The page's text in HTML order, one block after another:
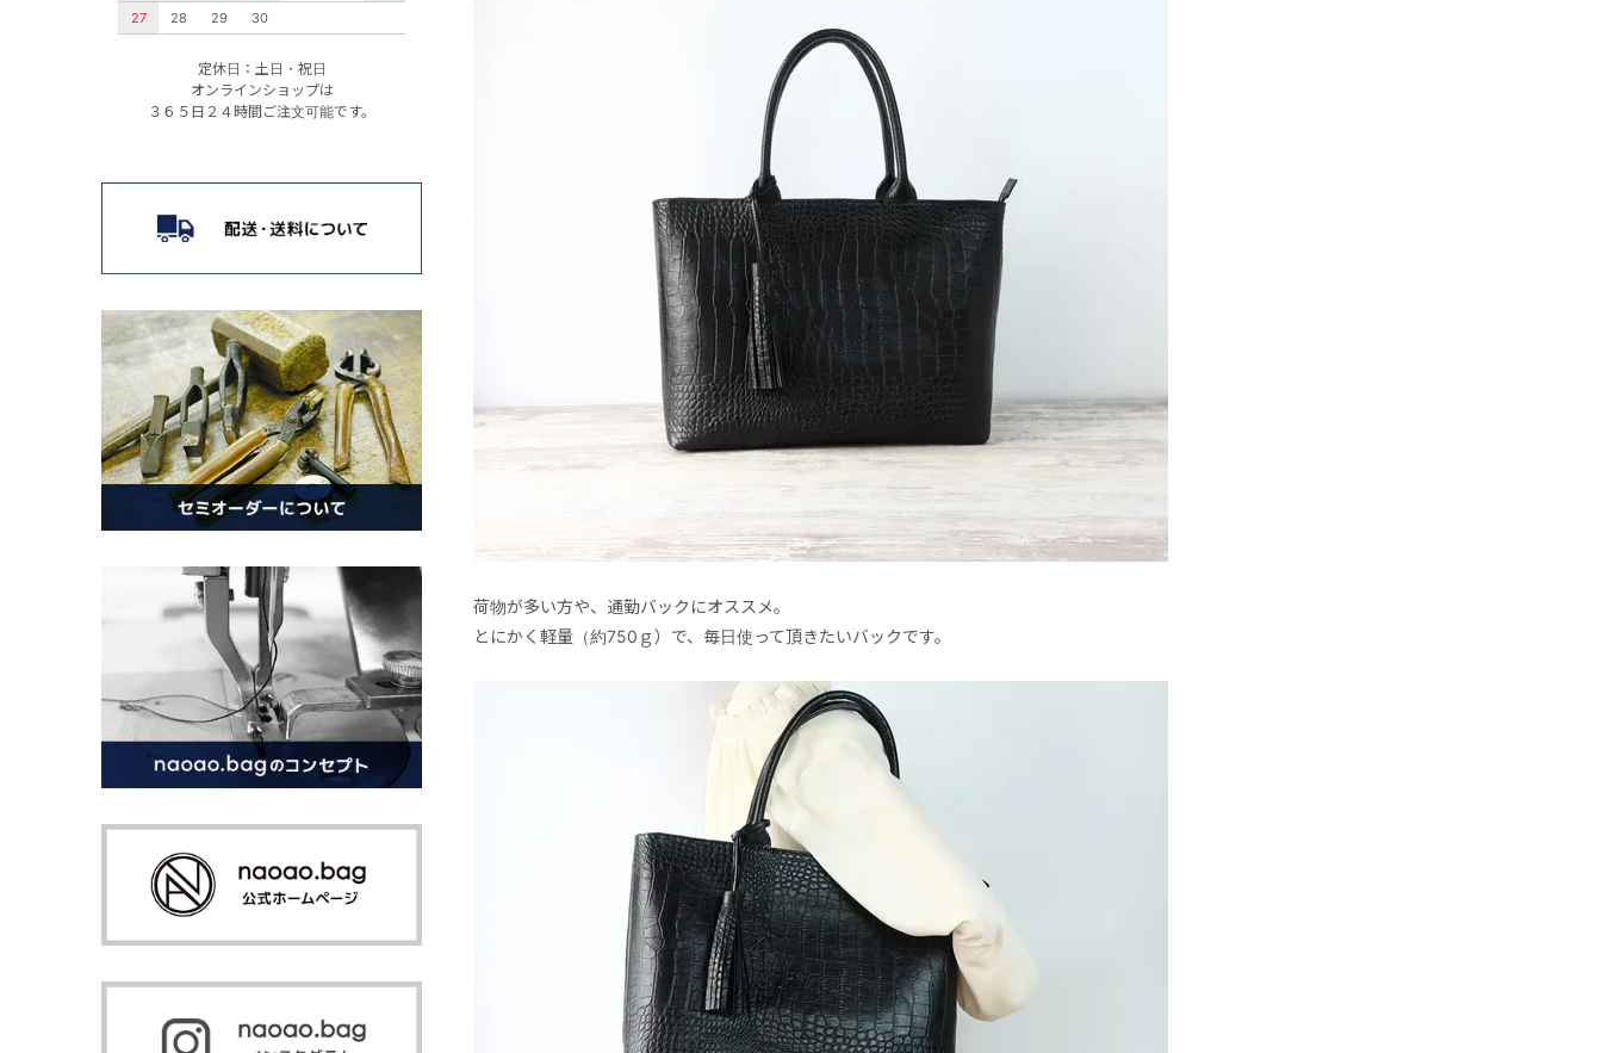
荷物が多い方や、通勤バックにオススメ。
とにかく軽量（約750ｇ）で、毎日使って頂きたいバックです。
27
28 29 30
定休日：土日・祝日
オンラインショップは
３６５日２４時間ご注文可能です。